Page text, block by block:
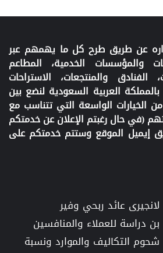
عن طريق طرح كل ما يهمهم عبر
والمؤسسات الخدمية، المطاعم
الفنادق والمنتجعات، الاستراحات
العربية السعودية لنضع بين
الخيارات الواسعة التي تتناسب مع
(في حال رغبتم الإعلان عن خدمتكم
إيميل الموقع وستتم خدمتكم على
عائد ربحي وفير
دراسة للعملاء والمنافسين
التكاليف والموارد ونسبة